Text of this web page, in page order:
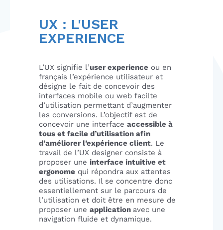
UX : L'USER
EXPERIENCE
L’UX signifie l’user experience ou en
français l’expérience utilisateur et
désigne le fait de concevoir des
interfaces mobile ou web facilte
d’utilisation permettant d’augmenter
les conversions. L’objectif est de
concevoir une interface accessible à
tous et facile d’utilisation afin
d’améliorer l’expérience client. Le
travail de l’UX designer consiste à
proposer une interface intuitive et
ergonome qui répondra aux attentes
des utilisations. Il se concentre donc
essentiellement sur le parcours de
l’utilisation et doit être en mesure de
proposer une application avec une
navigation fluide et dynamique.